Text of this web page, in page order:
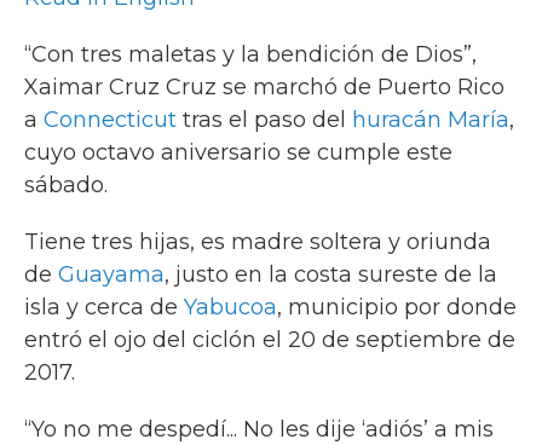
“Con tres maletas y la bendición de Dios”,
Xaimar Cruz Cruz se marchó de Puerto Rico
a Connecticut tras el paso del huracán María,
cuyo octavo aniversario se cumple este
sábado.
Tiene tres hijas, es madre soltera y oriunda
de Guayama, justo en la costa sureste de la
isla y cerca de Yabucoa, municipio por donde
entró el ojo del ciclón el 20 de septiembre de
2017.
“Yo no me despedí... No les dije ‘adiós’ a mis